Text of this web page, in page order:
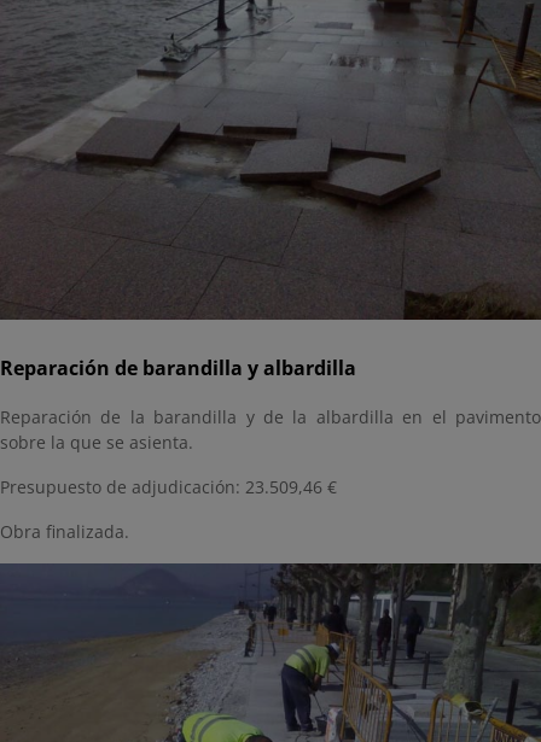
Reparación de barandilla y albardilla
Reparación de la barandilla y de la albardilla en el pavimento
sobre la que se asienta.
Presupuesto de adjudicación: 23.509,46 €
Obra finalizada.